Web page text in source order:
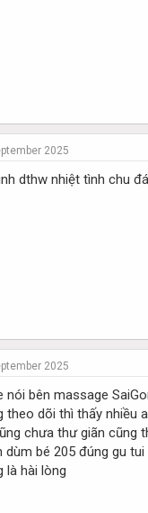
2025
dthw nhiệt tình chu
2025
nói bên massage
theo dõi thì thấy nhiều
chưa thư giãn cũng
dùm bé 205 đúng gu
là hài lòng